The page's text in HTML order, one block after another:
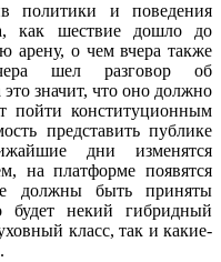
политики и поведения
как шествие дошло до
арену, о чем вчера также
шел разговор об
значит, что оно должно
пойти конституционным
представить публике
дни изменятся
на платформе появятся
должны быть приняты
некий гибридный
класс, так и какие-